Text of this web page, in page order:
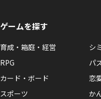
ゲームを探す
育成・箱庭・経営
シ
RPG
パ
カード・ボード
恋
スポーツ
か